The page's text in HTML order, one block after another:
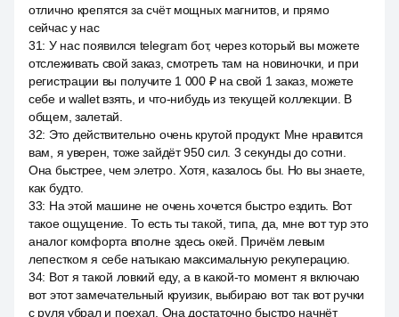
отлично крепятся за счёт мощных магнитов, и прямо
сейчас у нас
31: У нас появился telegram бот, через который вы можете
отслеживать свой заказ, смотреть там на новиночки, и при
регистрации вы получите 1 000 ₽ на свой 1 заказ, можете
себе и wallet взять, и что-нибудь из текущей коллекции. В
общем, залетай.
32: Это действительно очень крутой продукт. Мне нравится
вам, я уверен, тоже зайдёт 950 сил. 3 секунды до сотни.
Она быстрее, чем элетро. Хотя, казалось бы. Но вы знаете,
как будто.
33: На этой машине не очень хочется быстро ездить. Вот
такое ощущение. То есть ты такой, типа, да, мне вот тур это
аналог комфорта вполне здесь окей. Причём левым
лепестком я себе натыкаю максимальную рекуперацию.
34: Вот я такой ловкий еду, а в какой-то момент я включаю
вот этот замечательный круизик, выбираю вот так вот ручки
с руля убрал и поехал. Она достаточно быстро начнёт